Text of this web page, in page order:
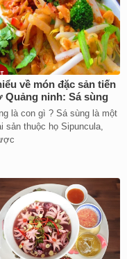
về món đặc sản tiến
Quảng ninh: Sá sùng
là con gì ? Sá sùng là một
sản thuộc họ Sipuncula,